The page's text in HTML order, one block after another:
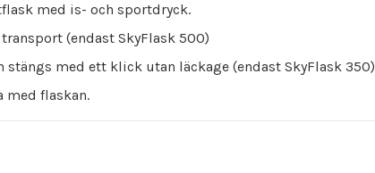
med is- och sportdryck.
(endast SkyFlask 500)
med ett klick utan läckage (endast SkyFlask 350)
med flaskan.